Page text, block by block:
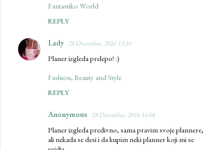
Fantastiko World
REPLY
Lady 28 December, 2016 13:10
Planer izgleda prelepo! :)
Fashion, Beauty and Style
REPLY
Anonymous 28 December, 2016 14:08
Planer izgleda predivno, sama pravim svoje plannere,
ali nekada se desi i da kupim neki planner koji mi se